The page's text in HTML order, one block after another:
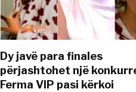
Dy javë para finales
përjashtohet një
Ferma VIP pasi kërkoi